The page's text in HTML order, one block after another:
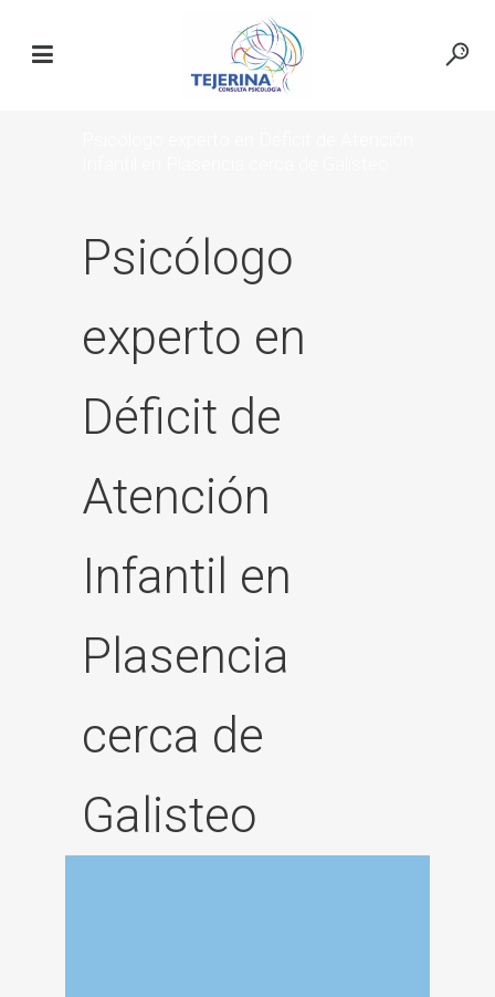
Psicólogo
experto en
Déficit de
Atención
Infantil en
Plasencia
cerca de
Galisteo